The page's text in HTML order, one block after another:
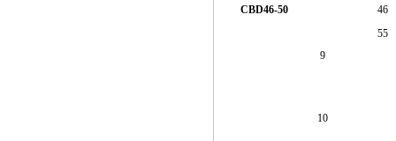
CBD46-50
46
55
9
10